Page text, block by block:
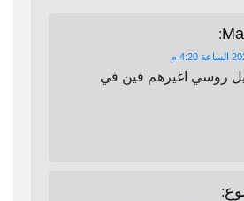
:
20000 روبيل روسي اغيرهم فين في
: